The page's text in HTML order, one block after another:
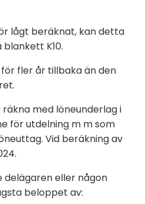
lågt beräknat, kan detta
K10.
fler år tillbaka än den
med löneunderlag i
för utdelning m m som
Vid beräkning av
eller någon
beloppet av: